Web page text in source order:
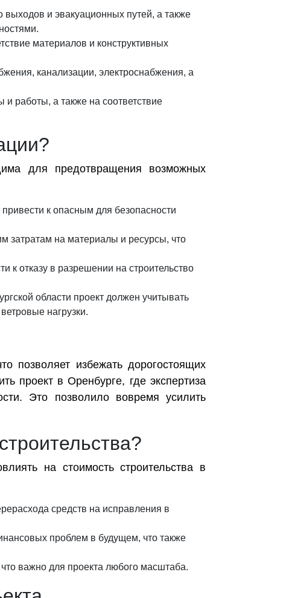
и эвакуационных путей, а также
материалов и конструктивных
канализации, электроснабжения, а
работы, а также на соответствие
для предотвращения возможных
к опасным для безопасности
затратам на материалы и ресурсы, что
к отказу в разрешении на строительство
области проект должен учитывать
нагрузки.
позволяет избежать дорогостоящих
проект в Оренбурге, где экспертиза
Это позволило вовремя усилить
на стоимость строительства в
средств на исправления в
проблем в будущем, что также
важно для проекта любого масштаба.